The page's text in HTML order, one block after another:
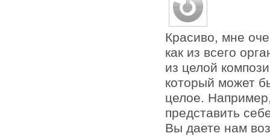
Красиво, мне
как из всего
из целой
который может
целое.
представить
Вы даете нам